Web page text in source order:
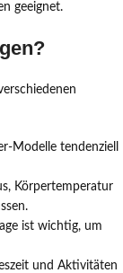
geeignet.
Modelle tendenziell
Körpertemperatur
ist wichtig, um
und Aktivitäten